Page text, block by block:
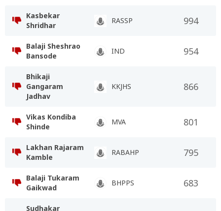
Kasbekar
Shridhar
RASSP 994
Balaji Sheshrao
Bansode
IND 954
Bhikaji
Gangaram
Jadhav
KKJHS 866
Vikas Kondiba
Shinde
MVA 801
Lakhan Rajaram
Kamble
RABAHP 795
Balaji Tukaram
Gaikwad
BHPPS 683
Sudhakar